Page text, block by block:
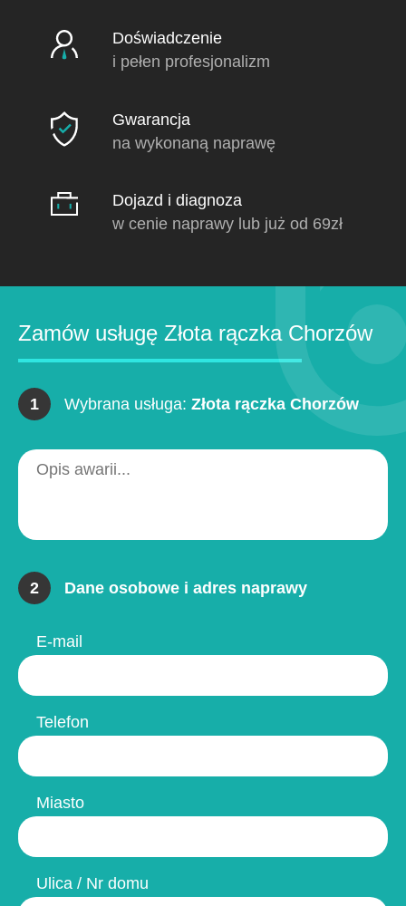
Doświadczenie
i pełen profesjonalizm
Gwarancja
na wykonaną naprawę
Dojazd i diagnoza
w cenie naprawy lub już od 69zł
Zamów usługę Złota rączka Chorzów
1 Wybrana usługa: Złota rączka Chorzów
2 Dane osobowe i adres naprawy
E-mail
Telefon
Miasto
Ulica / Nr domu